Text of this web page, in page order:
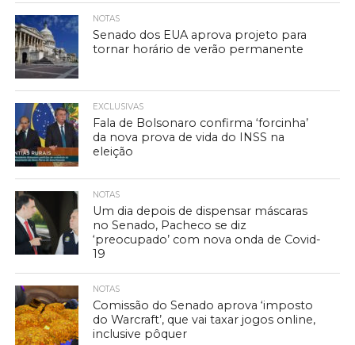
NOTAS
Senado dos EUA aprova projeto para
tornar horário de verão permanente
EXCLUSIVAS
Fala de Bolsonaro confirma ‘forcinha’
da nova prova de vida do INSS na
eleição
NOTAS
Um dia depois de dispensar máscaras
no Senado, Pacheco se diz
‘preocupado’ com nova onda de Covid-
19
NOTAS
Comissão do Senado aprova ‘imposto
do Warcraft’, que vai taxar jogos online,
inclusive pôquer